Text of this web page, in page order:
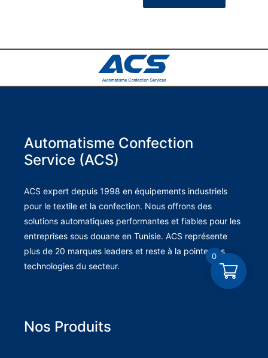
Automatisme Confection
Service (ACS)
ACS expert depuis 1998 en équipements industriels
pour le textile et la confection. Nous offrons des
solutions automatiques performantes et fiables pour les
entreprises sous douane en Tunisie. ACS représente
plus de 20 marques leaders et reste à la pointe des
technologies du secteur.
Nos Produits
0